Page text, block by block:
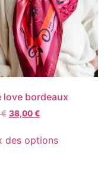
love bordeaux
€ 38,00€
des options